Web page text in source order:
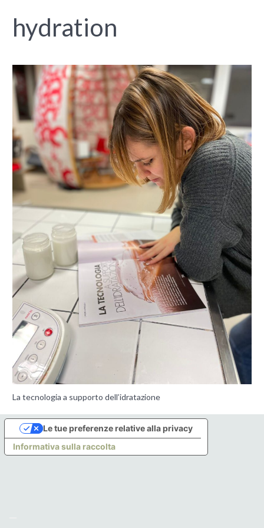
hydration
La tecnologia a supporto dell’idratazione
Informativa sulla raccolta
Le tue preferenze relative alla privacy